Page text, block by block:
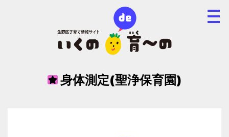
身体測定(聖浄保育園)